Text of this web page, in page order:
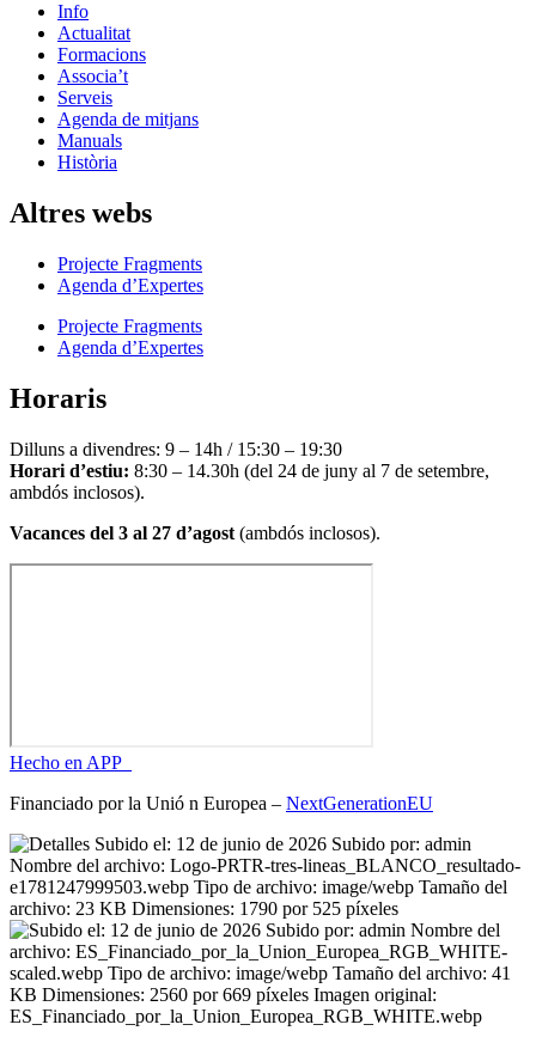
Info
Actualitat
Formacions
Associa’t
Serveis
Agenda de mitjans
Manuals
Història
Altres webs
Projecte Fragments
Agenda d’Expertes
Projecte Fragments
Agenda d’Expertes
Horaris
Dilluns a divendres: 9 – 14h / 15:30 – 19:30
Horari d’estiu: 8:30 – 14.30h (del 24 de juny al 7 de setembre,
ambdós inclosos).
Vacances del 3 al 27 d’agost (ambdós inclosos).
Hecho en APP_
Financiado por la Unió n Europea – NextGenerationEU